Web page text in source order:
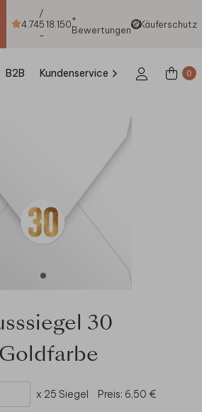
4.74
/
5
-
18.150+
Bewertungen
Käuferschutz
B2B Kundenservice 0
30
x 25 Siegel Preis: 6,50 €